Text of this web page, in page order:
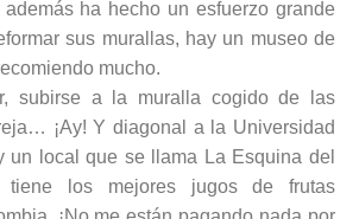
además ha hecho un esfuerzo grande
sus murallas, hay un museo de
mucho.
subirse a la muralla cogido de las
¡Ay! Y diagonal a la Universidad
un local que se llama La Esquina del
tiene los mejores jugos de frutas